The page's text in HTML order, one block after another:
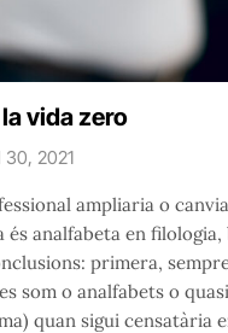
vida zero
30, 2021
ampliaria o
analfabeta en
primera,
som o analfabets o
quan sigui censatària